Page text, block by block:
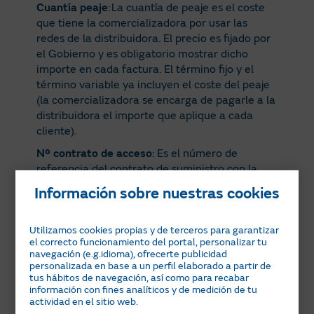
Cuantía peaje: La cuantía de peaje es el coste
que tiene la comercializadora por usar las
redes de la distribuidora. El precio es fijado por
el Gobierno y es obligatorio mostrar dicho
importe en cada factura. El término fijo y el
término variable ya incluyen el coste del peaje
(la comercializadora se encarga de pagarle a la
distribuidora el importe que aplique a cada
cliente).
Nº contrato de acceso: Es el número de
referencia del contrato de suministro con la
empresa distribuidora.
(kW). Es la cantidad de kW de la que se quiere
disponer para utilizar en un momento dado
(dentro de los límites que permita la
instalación). La potencia que debe contratar
depende del uso y consumo de los equipos
Información sobre nuestras cookies
Utilizamos cookies propias y de terceros para garantizar
el correcto funcionamiento del portal, personalizar tu
navegación (e.g.idioma), ofrecerte publicidad
personalizada en base a un perfil elaborado a partir de
tus hábitos de navegación, así como para recabar
información con fines analíticos y de medición de tu
actividad en el sitio web.